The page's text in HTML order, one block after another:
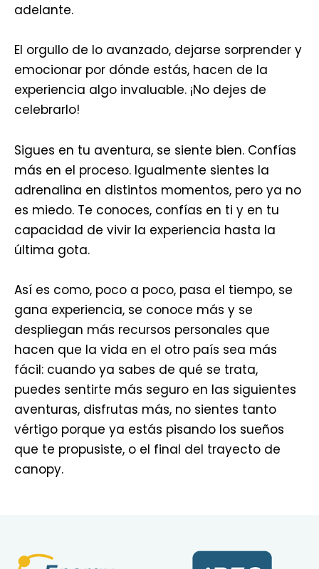
adelante.
El orgullo de lo avanzado, dejarse sorprender y
emocionar por dónde estás, hacen de la
experiencia algo invaluable. ¡No dejes de
celebrarlo!
Sigues en tu aventura, se siente bien. Confías
más en el proceso. Igualmente sientes la
adrenalina en distintos momentos, pero ya no
es miedo. Te conoces, confías en ti y en tu
capacidad de vivir la experiencia hasta la
última gota.
Así es como, poco a poco, pasa el tiempo, se
gana experiencia, se conoce más y se
despliegan más recursos personales que
hacen que la vida en el otro país sea más
fácil: cuando ya sabes de qué se trata,
puedes sentirte más seguro en las siguientes
aventuras, disfrutas más, no sientes tanto
vértigo porque ya estás pisando los sueños
que te propusiste, o el final del trayecto de
canopy.